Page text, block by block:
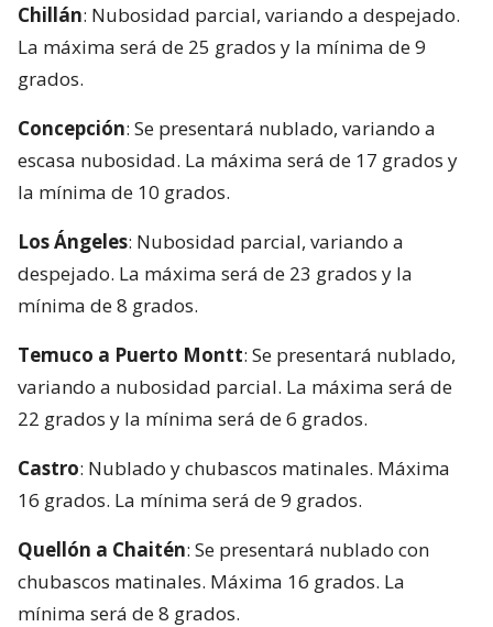
Chillán: Nubosidad parcial, variando a despejado.
La máxima será de 25 grados y la mínima de 9
grados.
Concepción: Se presentará nublado, variando a
escasa nubosidad. La máxima será de 17 grados y
la mínima de 10 grados.
Los Ángeles: Nubosidad parcial, variando a
despejado. La máxima será de 23 grados y la
mínima de 8 grados.
Temuco a Puerto Montt: Se presentará nublado,
variando a nubosidad parcial. La máxima será de
22 grados y la mínima será de 6 grados.
Castro: Nublado y chubascos matinales. Máxima
16 grados. La mínima será de 9 grados.
Quellón a Chaitén: Se presentará nublado con
chubascos matinales. Máxima 16 grados. La
mínima será de 8 grados.